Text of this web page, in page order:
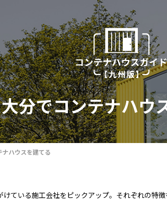
大分でコンテナハウ
ナハウスを建てる
ている施工会社をピックアップ。それぞれの特徴